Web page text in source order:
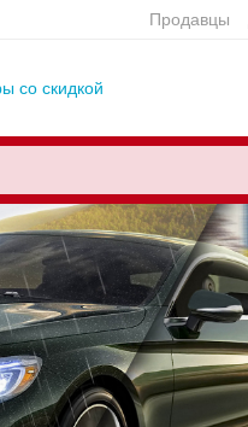
Продавцы
со скидкой